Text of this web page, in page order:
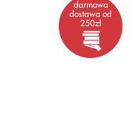
darmowa
dostawa od
250zł